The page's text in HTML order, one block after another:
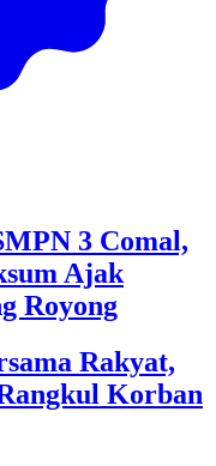
3 Comal,
Ajak
Royong
Rakyat,
Korban